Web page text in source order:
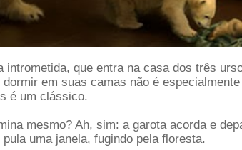
intrometida, que entra na casa dos três
em suas camas não é
é um clássico.
mesmo? Ah, sim: a garota acorda e
uma janela, fugindo pela floresta.